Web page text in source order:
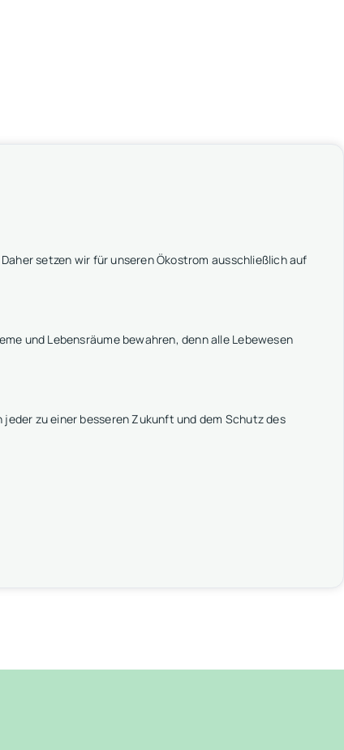
setzen wir für unseren Ökostrom ausschließlich auf
und Lebensräume bewahren, denn alle Lebewesen
zu einer besseren Zukunft und dem Schutz des